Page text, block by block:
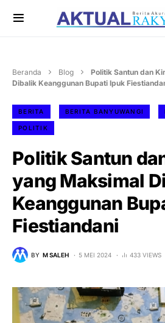
Beranda Blog
Politik Santun dan
Dibalik Keanggunan Bupati Ipuk
BERITA BERITA BANYUWANGI
POLITIK
Politik Santun
yang Maksimal
Keanggunan
Fiestiandani
BY M SALEH 5 MEI 2024 433 VIEWS